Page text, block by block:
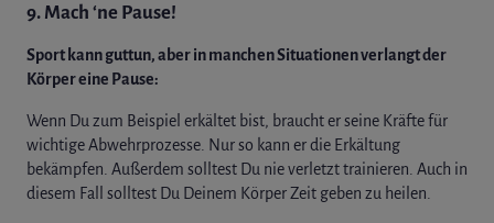
9. Mach ‘ne Pause!
Sport kann guttun, aber in manchen Situationen verlangt der
Körper eine Pause:
Wenn Du zum Beispiel erkältet bist, braucht er seine Kräfte für
wichtige Abwehrprozesse. Nur so kann er die Erkältung
bekämpfen. Außerdem solltest Du nie verletzt trainieren. Auch in
diesem Fall solltest Du Deinem Körper Zeit geben zu heilen.